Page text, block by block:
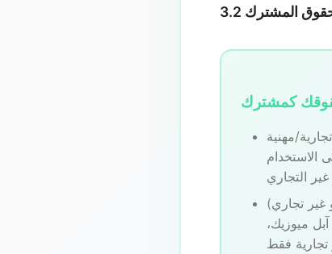
كمشترك
مهنية
الاستخدام
غير تجاري)
ميوزيك،
فقط